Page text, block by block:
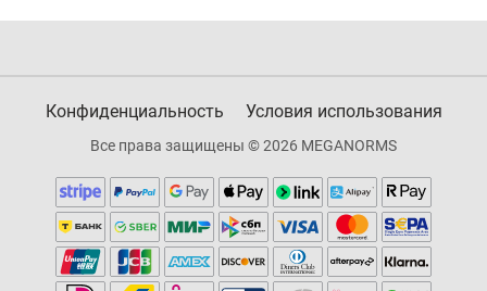
Конфиденциальность Условия использования
Все права защищены © 2026 MEGANORMS